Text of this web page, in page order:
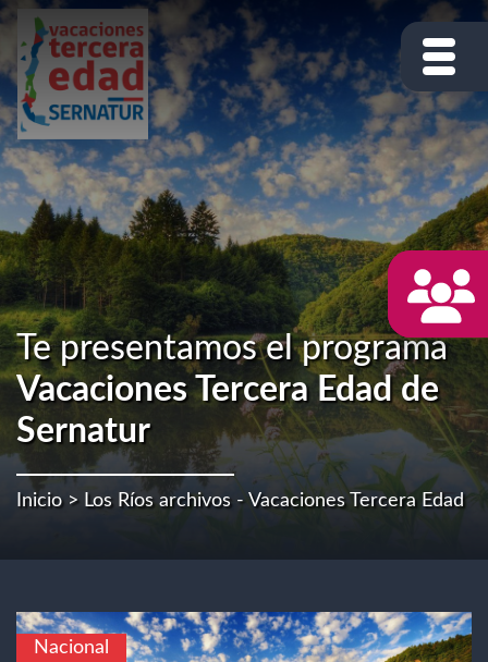
Te presentamos el programa
Vacaciones Tercera Edad de
Sernatur
Inicio> Los Ríos archivos - Vacaciones Tercera Edad
Nacional